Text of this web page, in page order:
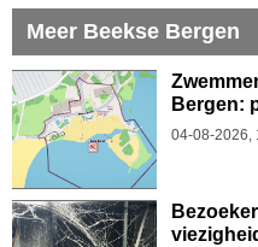
Meer Beekse Bergen
Bergen:
04-08-2026,